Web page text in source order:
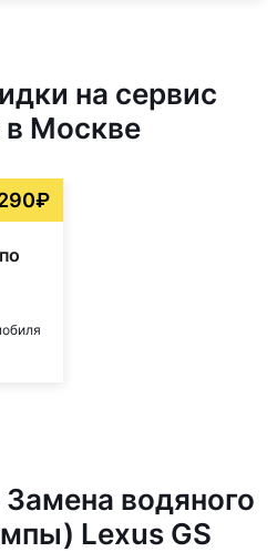
на сервис
в Москве
водяного
Lexus GS